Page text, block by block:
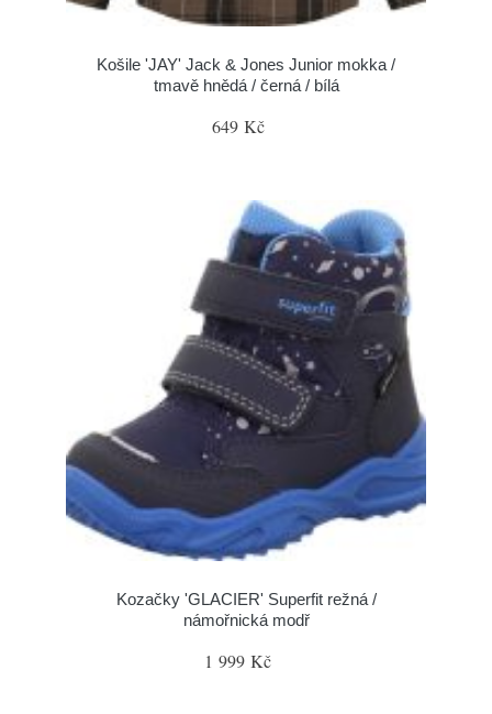
Košile 'JAY' Jack & Jones Junior mokka /
tmavě hnědá / černá / bílá
649 Kč
Kozačky 'GLACIER' Superfit režná /
námořnická modř
1 999 Kč